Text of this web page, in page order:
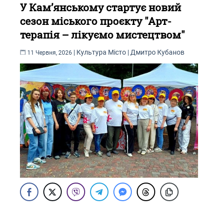
У Кам’янському стартує новий
сезон міського проєкту "Арт-
терапія – лікуємо мистецтвом"
11 Червня, 2026 | Культура Місто | Дмитро Кубанов